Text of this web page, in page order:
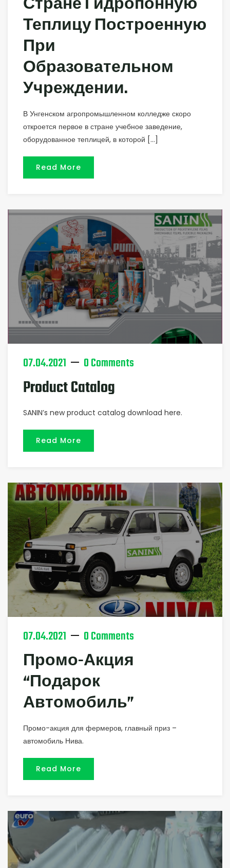
Теплицу Построенную
При
Образовательном
Учреждении.
В Унгенском агропромышленном колледже скоро
откроется первое в стране учебное заведение,
оборудованное теплицей, в которой […]
Read More
07.04.2021 0 Comments
Product Catalog
SANIN’s new product catalog download here.
Read More
07.04.2021 0 Comments
Промо-Акция
“Подарок
Автомобиль”
Промо-акция для фермеров, главный приз –
автомобиль Нива.
Read More